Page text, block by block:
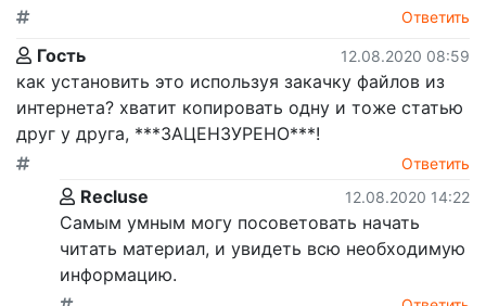
Ответить
Гость 12.08.2020 08:59
как установить это используя закачку файлов из
интернета? хватит копировать одну и тоже статью
друг у друга, ***ЗАЦЕНЗУРЕНО***!
Ответить
Recluse 12.08.2020 14:22
Самым умным могу посоветовать начать
читать материал, и увидеть всю необходимую
информацию.